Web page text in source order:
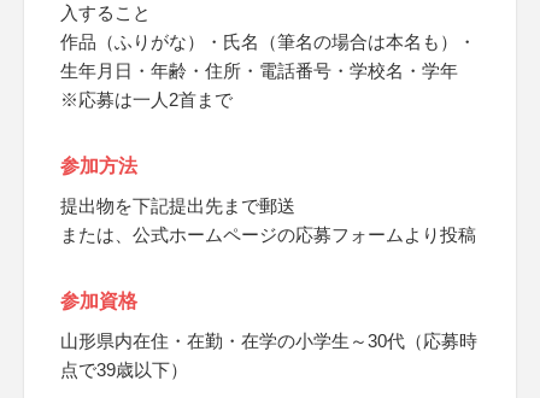
入すること
作品（ふりがな）・氏名（筆名の場合は本名も）・
生年月日・年齢・住所・電話番号・学校名・学年
※応募は一人2首まで
参加方法
提出物を下記提出先まで郵送
または、公式ホームページの応募フォームより投稿
参加資格
山形県内在住・在勤・在学の小学生～30代（応募時
点で39歳以下）